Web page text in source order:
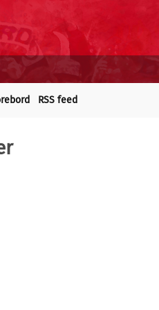
RSS feed